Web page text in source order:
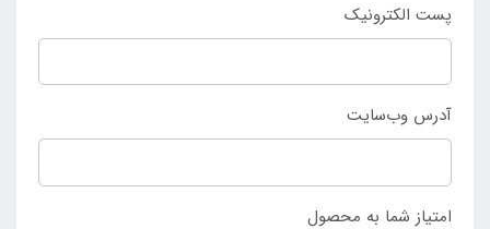
پست الکترونیک
آدرس وب‌سایت
امتیاز شما به محصول